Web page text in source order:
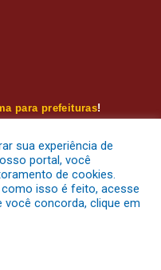
para prefeituras!
leis de transparência
Pública
sua experiência de
portal, você
de cookies.
isso é feito, acesse
você concorda, clique em